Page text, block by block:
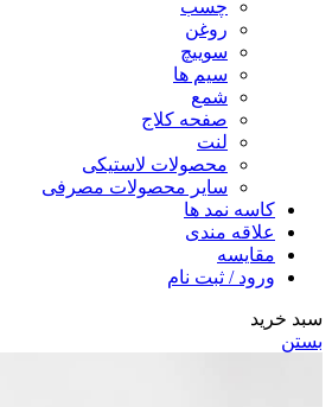
چسب
روغن
سوییچ
سیم ها
شمع
صفحه کلاج
لنت
محصولات لاستیکی
سایر محصولات مصرفی
کاسه نمد ها
علاقه مندی
مقایسه
ورود / ثبت نام
سبد خرید
بستن